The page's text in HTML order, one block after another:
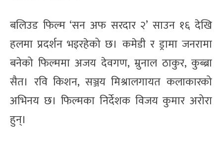
बलिउड फिल्म ‘सन अफ सरदार २’ साउन १६ देखि
हलमा प्रदर्शन भइरहेको छ। कमेडी र ड्रामा जनरामा
बनेको फिल्ममा अजय देवगण, म्रुनाल ठाकुर, कुब्ब्रा
सैत। रवि किशन, सञ्जय मिश्रालगायत कलाकारको
अभिनय छ। फिल्मका निर्देशक विजय कुमार अरोरा
हुन्।